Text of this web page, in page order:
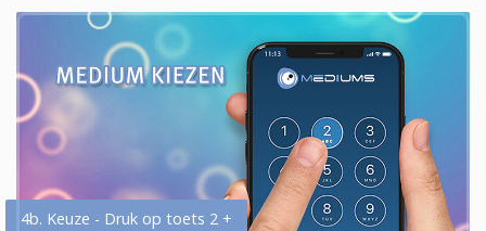
4b. Keuze - Druk op toets 2 +